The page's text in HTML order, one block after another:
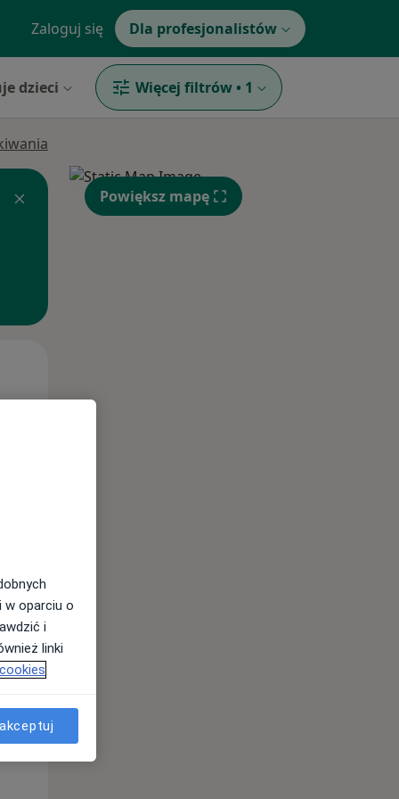
Zaloguj się Dla profesjonalistów
dzieci Więcej filtrów • 1
Pon,
Powiększ mapę
w oparciu o
i
linki